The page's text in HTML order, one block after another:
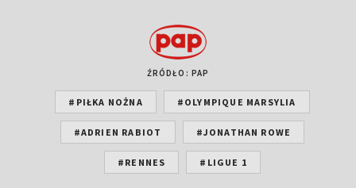
ŹRÓDŁO: PAP
#PIŁKA NOŻNA #OLYMPIQUE MARSYLIA
#ADRIEN RABIOT #JONATHAN ROWE
#RENNES #LIGUE 1